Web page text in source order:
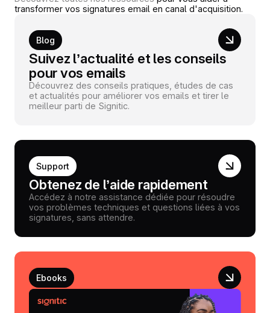
transformer vos signatures email en canal d'acquisition.
Blog
Suivez l’actualité et les conseils
pour vos emails
Découvrez des conseils pratiques, études de cas
et actualités pour améliorer vos emails et tirer le
meilleur parti de Signitic.
Support
Obtenez de l’aide rapidement
Accédez à notre assistance dédiée pour résoudre
vos problèmes techniques et questions liées à vos
signatures, sans attendre.
Ebooks